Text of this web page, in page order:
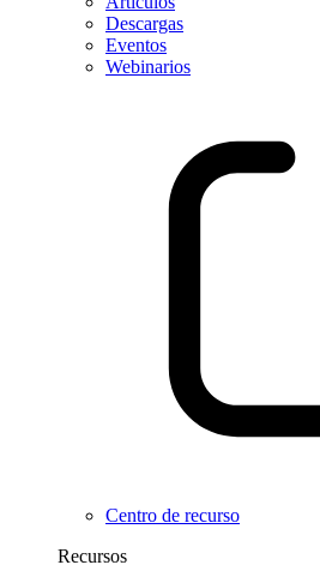
Descargas
Eventos
Webinarios
Centro de recurso
Recursos